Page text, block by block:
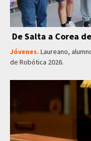
De Salta a Corea
Jóvenes. Laureano,
de Robótica 2026.